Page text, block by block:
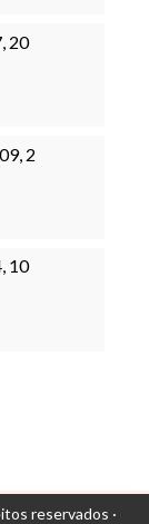
20
2
10
reservados ·